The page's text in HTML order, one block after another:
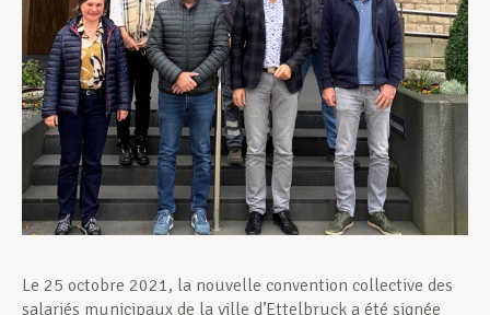
Devenir Membre
Actualités
Le 25 octobre 2021, la nouvelle convention collective des
salariés municipaux de la ville d’Ettelbruck a été signée